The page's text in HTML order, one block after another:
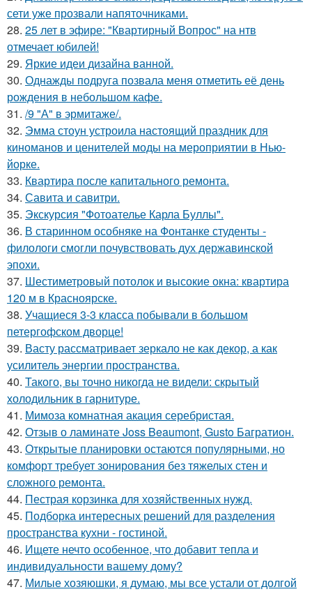
сети уже прозвали напяточниками.
28. 25 лет в эфире: "Квартирный Вопрос" на нтв
отмечает юбилей!
29. Яркие идеи дизайна ванной.
30. Однажды подруга позвала меня отметить её день
рождения в небольшом кафе.
31. /9 "А" в эрмитаже/.
32. Эмма стоун устроила настоящий праздник для
киноманов и ценителей моды на мероприятии в Нью-
йорке.
33. Квартира после капитального ремонта.
34. Савита и савитри.
35. Экскурсия "Фотоателье Карла Буллы".
36. В старинном особняке на Фонтанке студенты -
филологи смогли почувствовать дух державинской
эпохи.
37. Шестиметровый потолок и высокие окна: квартира
120 м в Красноярске.
38. Учащиеся 3-3 класса побывали в большом
петергофском дворце!
39. Васту рассматривает зеркало не как декор, а как
усилитель энергии пространства.
40. Такого, вы точно никогда не видели: скрытый
холодильник в гарнитуре.
41. Мимоза комнатная акация серебристая.
42. Отзыв о ламинате Joss Beaumont, Gusto Багратион.
43. Открытые планировки остаются популярными, но
комфорт требует зонирования без тяжелых стен и
сложного ремонта.
44. Пестрая корзинка для хозяйственных нужд.
45. Подборка интересных решений для разделения
пространства кухни - гостиной.
46. Ищете нечто особенное, что добавит тепла и
индивидуальности вашему дому?
47. Милые хозяюшки, я думаю, мы все устали от долгой